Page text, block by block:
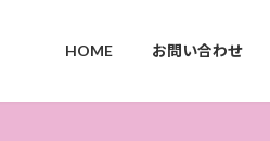
HOME お問い合わせ